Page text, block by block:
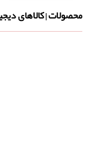
محصولات|کالاهای